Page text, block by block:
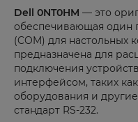
Dell 0NT0HM — это
обеспечивающая один
(COM) для настольных
предназначена для
подключения
интерфейсом, таких
оборудования и
стандарт RS-232.